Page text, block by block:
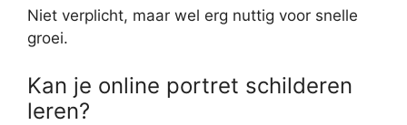
Niet verplicht, maar wel erg nuttig voor snelle
groei.
Kan je online portret schilderen
leren?